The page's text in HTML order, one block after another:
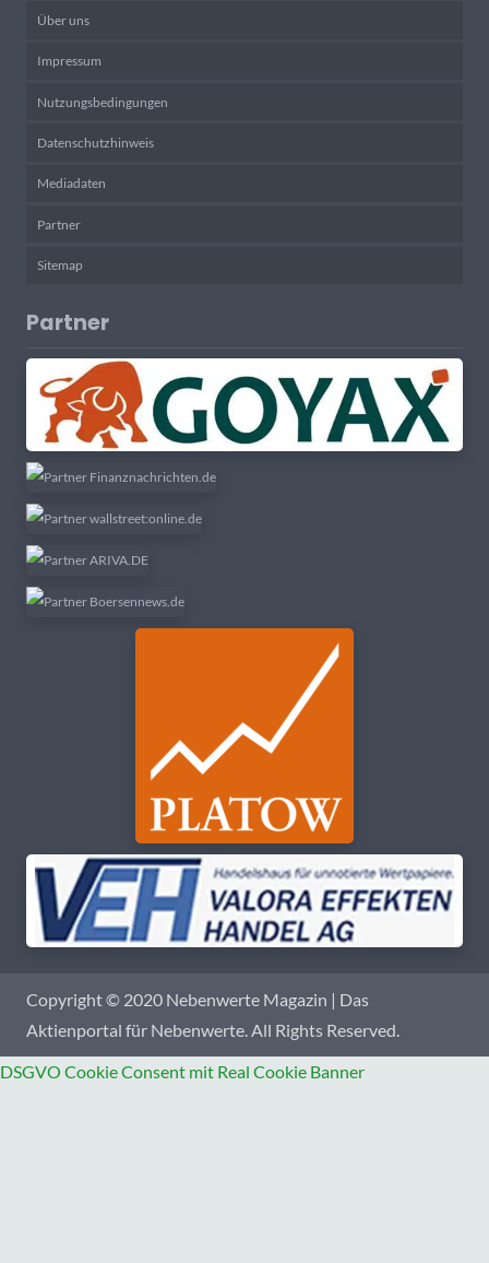
Über uns
Impressum
Nutzungsbedingungen
Datenschutzhinweis
Mediadaten
Partner
Sitemap
Partner
Copyright © 2020 Nebenwerte Magazin | Das
Aktienportal für Nebenwerte. All Rights Reserved.
DSGVO Cookie Consent mit Real Cookie Banner